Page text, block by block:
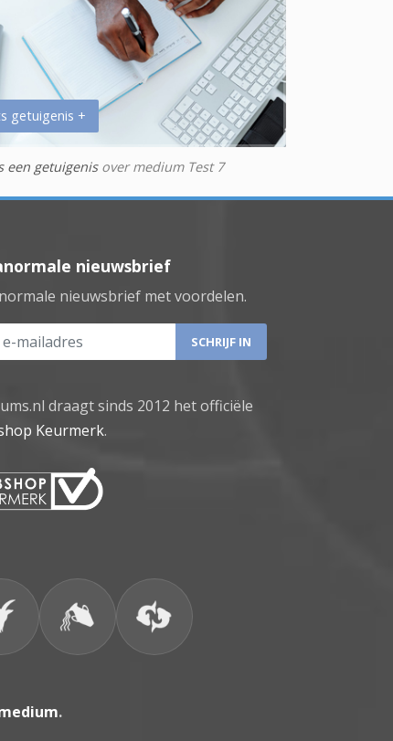
getuigenis +
een getuigenisover medium Test 7
nieuwsbrief
nieuwsbrief met voordelen.
mailadres
draagt sinds 2012 het officiële
Keurmerk.
.